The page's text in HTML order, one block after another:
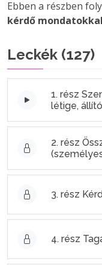
Ebben a részben
kérdő mondatokkal
Leckék (127)
1. rész
létige,
2. rész
3. rész
4. rész